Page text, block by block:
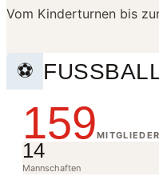
Vom Kinderturnen bis
⚽
159MITGLIEDER
14
Mannschaften